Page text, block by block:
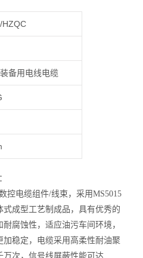
HZQC
备用电线电缆
控电缆组件/线束，采用MS5015
成型工艺制成品，具有优秀的
腐蚀性，适应油污车间环境，
稳定，电缆采用高柔性耐油聚
次，信号线屏蔽性能可达